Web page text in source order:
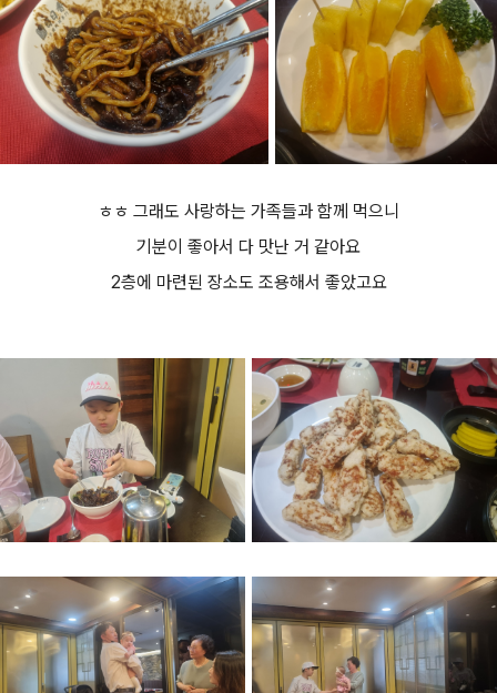
ㅎㅎ 그래도 사랑하는 가족들과 함께 먹으니
기분이 좋아서 다 맛난 거 같아요
2층에 마련된 장소도 조용해서 좋았고요